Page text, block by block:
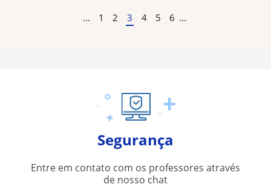
... 1 2 3 4 5 6 ...
Segurança
Entre em contato com os professores através
de nosso chat